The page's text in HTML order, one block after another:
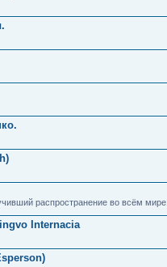
распространение во всём мире.
Internacia